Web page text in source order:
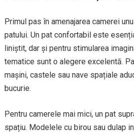
Primul pas în amenajarea camerei
patului. Un pat confortabil este
liniștit, dar și pentru stimularea
tematice sunt o alegere excelentă.
mașini, castele sau nave spațiale
bucurie.
Pentru camerele mai mici, un pat
spațiu. Modelele cu birou sau dulap